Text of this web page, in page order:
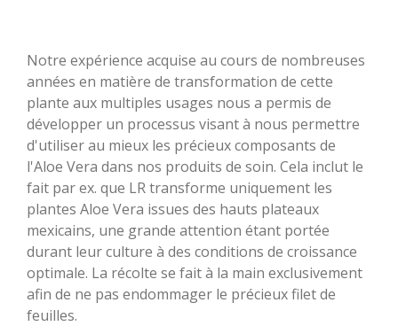
Notre expérience acquise au cours de nombreuses
années en matière de transformation de cette
plante aux multiples usages nous a permis de
développer un processus visant à nous permettre
d'utiliser au mieux les précieux composants de
l'Aloe Vera dans nos produits de soin. Cela inclut le
fait par ex. que LR transforme uniquement les
plantes Aloe Vera issues des hauts plateaux
mexicains, une grande attention étant portée
durant leur culture à des conditions de croissance
optimale. La récolte se fait à la main exclusivement
afin de ne pas endommager le précieux filet de
feuilles.